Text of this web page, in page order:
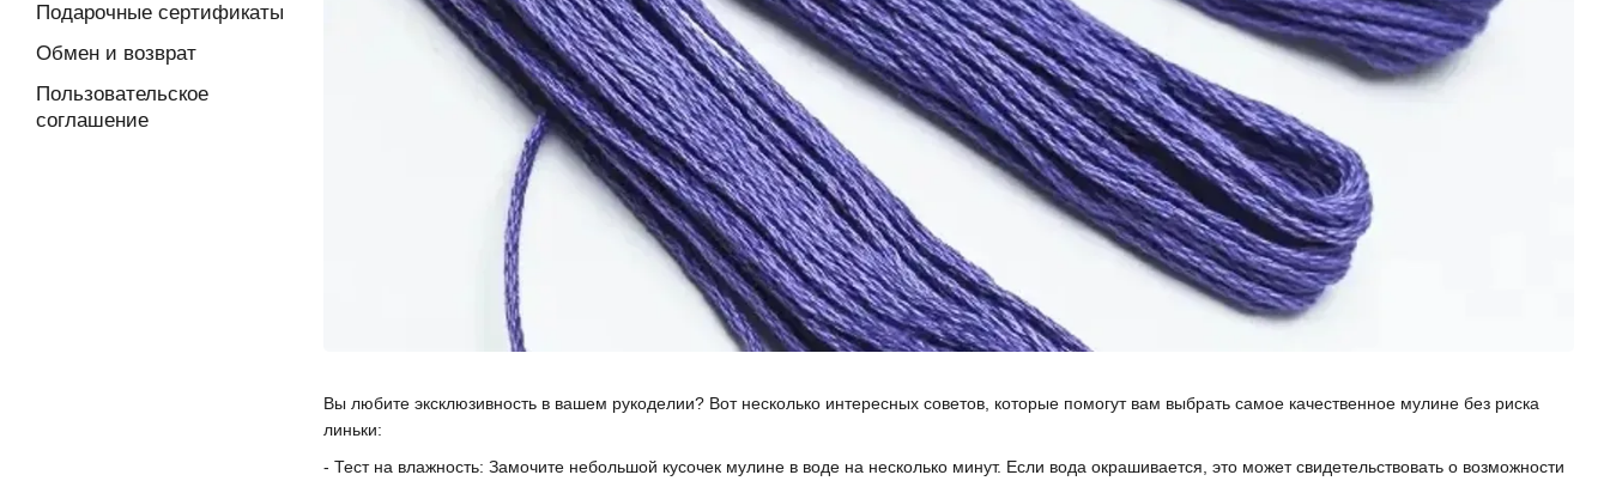
Вы любите эксклюзивность в вашем рукоделии? Вот несколько интересных советов, которые помогут вам выбрать самое качественное мулине без риска
линьки:
- Тест на влажность: Замочите небольшой кусочек мулине в воде на несколько минут. Если вода окрашивается, это может свидетельствовать о возможности
Подарочные сертификаты
Обмен и возврат
Пользовательское
соглашение